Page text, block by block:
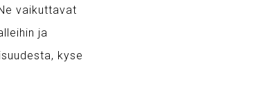
vaikuttavat
ja
kyse